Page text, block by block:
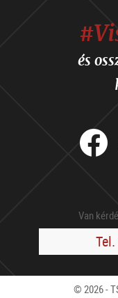
és
Van
© 2026 -